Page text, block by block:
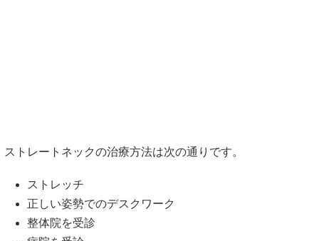
ストレートネックの治療方法は次の通りです。
ストレッチ
正しい姿勢でのデスクワーク
整体院を受診